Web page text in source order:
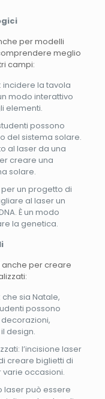
per modelli
meglio
campi:
la tavola
modo interattivo
elementi.
possono
del sistema solare.
al laser da una
creare una
solare.
un progetto di
al laser un
È un modo
la genetica.
anche per creare
sia Natale,
possono
design.
l’incisione laser
creare biglietti di
varie occasioni.
laser può essere